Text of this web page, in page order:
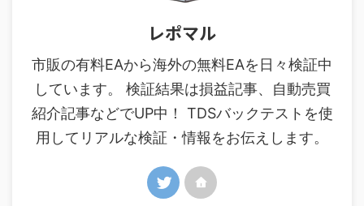
レポマル
市販の有料EAから海外の無料EAを日々検証中
しています。 検証結果は損益記事、自動売買
紹介記事などでUP中！ TDSバックテストを使
用してリアルな検証・情報をお伝えします。